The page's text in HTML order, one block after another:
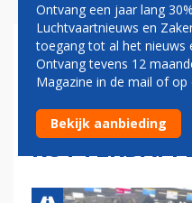
FORSE
VOOR
ROTTERDAM
Ontvang een jaar lang
Luchtvaartnieuws en
toegang tot al het nieuws
Ontvang tevens 12
Magazine in de mail of op
Bekijk aanbieding